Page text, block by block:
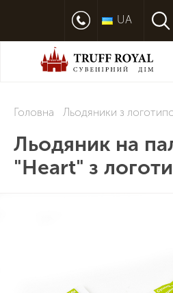
UA
Головна Льодяники з
Льодяник на
"Heart" з